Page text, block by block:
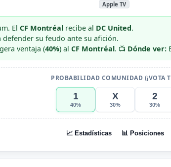
Apple TV
El CF Montréal recibe al DC United.
su feudo ante su afición.
ventaja (40%) al CF Montréal. 📺 Dónde ver:
PROBABILIDAD COMUNIDAD (¡VOTA
1
40%
X
30%
2
30%
📈 Estadísticas 📊 Posiciones